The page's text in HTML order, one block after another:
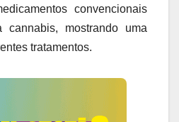
convencionais
mostrando uma
tratamentos.